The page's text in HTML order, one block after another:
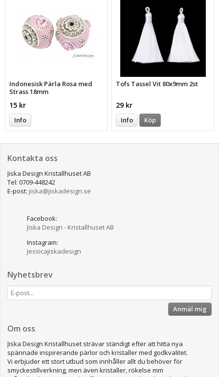
Indonesisk Pärla Rosa med
Strass 18mm
15 kr
Info
Tofs Tassel Vit 80x9mm 2st
29 kr
Info Köp
Kontakta oss
Jiska Design Kristallhuset AB
Tel: 0709-448242
E-post: jiska@jiskadesign.se
Facebook:
Jiska Design - Kristallhuset AB
Instagram:
Jessicajiskadesign
Nyhetsbrev
Anmäl mig
Om oss
Jiska Design Kristallhuset strävar ständigt efter att hitta nya
spännade inspirerande pärlor och kristaller med godkvalitet.
Vi erbjuder ett stort utbud som innhåller allt du behöver för
smyckestillverkning, men även kristaller, rökelse mm